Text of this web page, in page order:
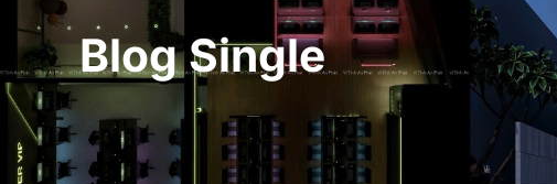
Blog Single